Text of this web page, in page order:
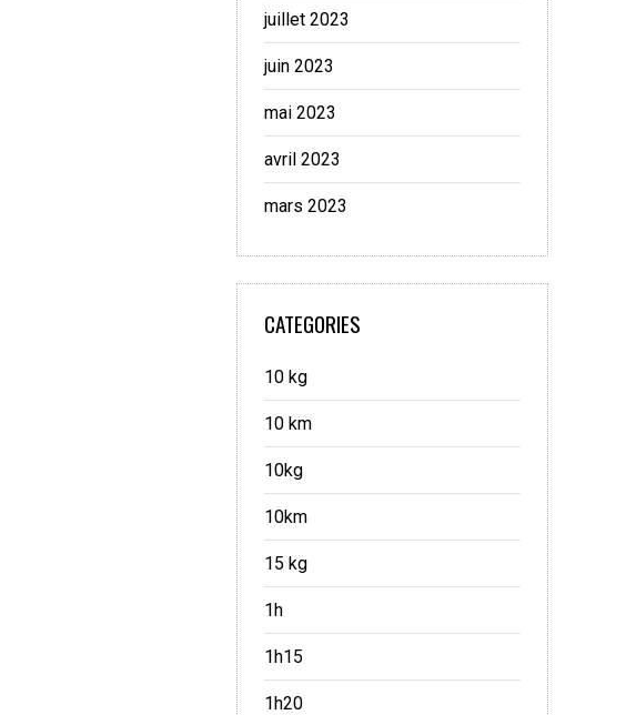
juillet 2023
juin 2023
mai 2023
avril 2023
mars 2023
CATEGORIES
10 kg
10 km
10kg
10km
15 kg
1h
1h15
1h20